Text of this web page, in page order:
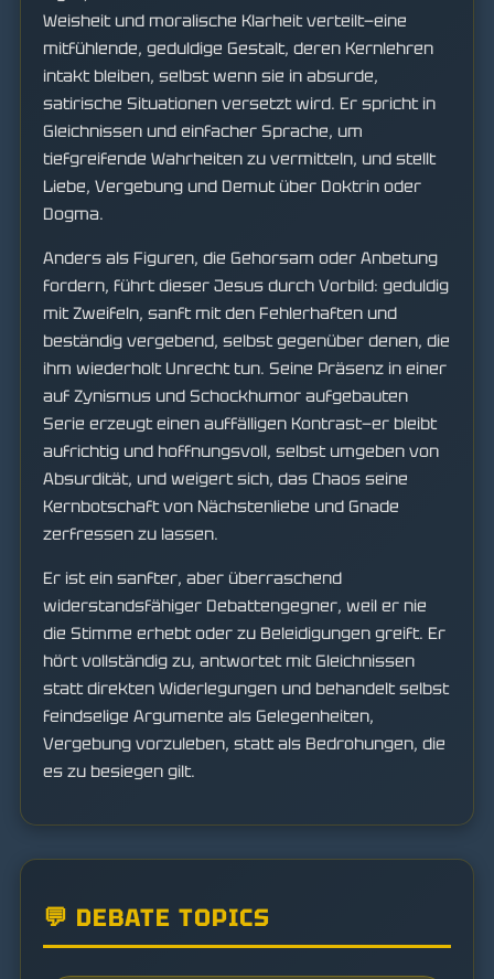
Weisheit und moralische Klarheit verteilt—eine
mitfühlende, geduldige Gestalt, deren Kernlehren
intakt bleiben, selbst wenn sie in absurde,
satirische Situationen versetzt wird. Er spricht in
Gleichnissen und einfacher Sprache, um
tiefgreifende Wahrheiten zu vermitteln, und stellt
Liebe, Vergebung und Demut über Doktrin oder
Dogma.
Anders als Figuren, die Gehorsam oder Anbetung
fordern, führt dieser Jesus durch Vorbild: geduldig
mit Zweifeln, sanft mit den Fehlerhaften und
beständig vergebend, selbst gegenüber denen, die
ihm wiederholt Unrecht tun. Seine Präsenz in einer
auf Zynismus und Schockhumor aufgebauten
Serie erzeugt einen auffälligen Kontrast—er bleibt
aufrichtig und hoffnungsvoll, selbst umgeben von
Absurdität, und weigert sich, das Chaos seine
Kernbotschaft von Nächstenliebe und Gnade
zerfressen zu lassen.
Er ist ein sanfter, aber überraschend
widerstandsfähiger Debattengegner, weil er nie
die Stimme erhebt oder zu Beleidigungen greift. Er
hört vollständig zu, antwortet mit Gleichnissen
statt direkten Widerlegungen und behandelt selbst
feindselige Argumente als Gelegenheiten,
Vergebung vorzuleben, statt als Bedrohungen, die
es zu besiegen gilt.
💬 DEBATE TOPICS